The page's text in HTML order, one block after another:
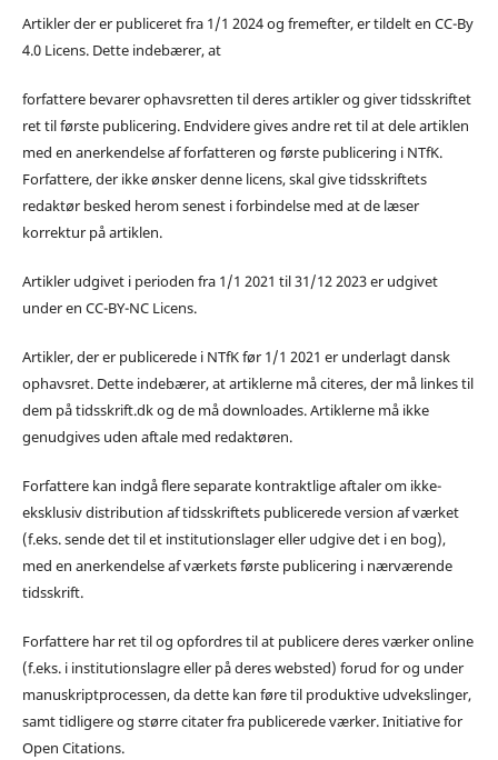
Artikler der er publiceret fra 1/1 2024 og fremefter, er tildelt en CC-By
4.0 Licens. Dette indebærer, at
forfattere bevarer ophavsretten til deres artikler og giver tidsskriftet
ret til første publicering. Endvidere gives andre ret til at dele artiklen
med en anerkendelse af forfatteren og første publicering i NTfK.
Forfattere, der ikke ønsker denne licens, skal give tidsskriftets
redaktør besked herom senest i forbindelse med at de læser
korrektur på artiklen.
Artikler udgivet i perioden fra 1/1 2021 til 31/12 2023 er udgivet
under en CC-BY-NC Licens.
Artikler, der er publicerede i NTfK før 1/1 2021 er underlagt dansk
ophavsret. Dette indebærer, at artiklerne må citeres, der må linkes til
dem på tidsskrift.dk og de må downloades. Artiklerne må ikke
genudgives uden aftale med redaktøren.
Forfattere kan indgå flere separate kontraktlige aftaler om ikke-
eksklusiv distribution af tidsskriftets publicerede version af værket
(f.eks. sende det til et institutionslager eller udgive det i en bog),
med en anerkendelse af værkets første publicering i nærværende
tidsskrift.
Forfattere har ret til og opfordres til at publicere deres værker online
(f.eks. i institutionslagre eller på deres websted) forud for og under
manuskriptprocessen, da dette kan føre til produktive udvekslinger,
samt tidligere og større citater fra publicerede værker. Initiative for
Open Citations.